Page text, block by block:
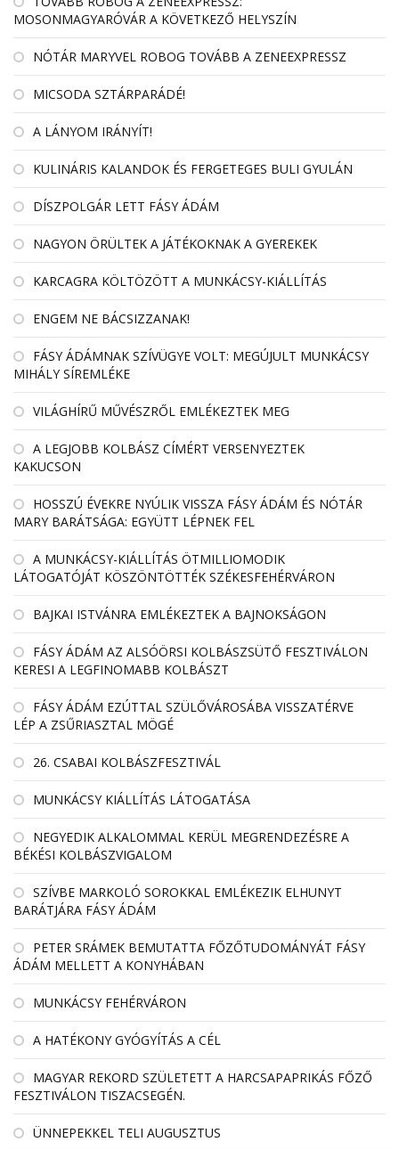
MOSONMAGYARÓVÁR A KÖVETKEZŐ HELYSZÍN
NÓTÁR MARYVEL ROBOG TOVÁBB A ZENEEXPRESSZ
MICSODA SZTÁRPARÁDÉ!
A LÁNYOM IRÁNYÍT!
KULINÁRIS KALANDOK ÉS FERGETEGES BULI GYULÁN
DÍSZPOLGÁR LETT FÁSY ÁDÁM
NAGYON ÖRÜLTEK A JÁTÉKOKNAK A GYEREKEK
KARCAGRA KÖLTÖZÖTT A MUNKÁCSY-KIÁLLÍTÁS
ENGEM NE BÁCSIZZANAK!
FÁSY ÁDÁMNAK SZÍVÜGYE VOLT: MEGÚJULT MUNKÁCSY
MIHÁLY SÍREMLÉKE
VILÁGHÍRŰ MŰVÉSZRŐL EMLÉKEZTEK MEG
A LEGJOBB KOLBÁSZ CÍMÉRT VERSENYEZTEK
KAKUCSON
HOSSZÚ ÉVEKRE NYÚLIK VISSZA FÁSY ÁDÁM ÉS NÓTÁR
MARY BARÁTSÁGA: EGYÜTT LÉPNEK FEL
A MUNKÁCSY-KIÁLLÍTÁS ÖTMILLIOMODIK
LÁTOGATÓJÁT KÖSZÖNTÖTTÉK SZÉKESFEHÉRVÁRON
BAJKAI ISTVÁNRA EMLÉKEZTEK A BAJNOKSÁGON
FÁSY ÁDÁM AZ ALSÓÖRSI KOLBÁSZSÜTŐ FESZTIVÁLON
KERESI A LEGFINOMABB KOLBÁSZT
FÁSY ÁDÁM EZÚTTAL SZÜLŐVÁROSÁBA VISSZATÉRVE
LÉP A ZSŰRIASZTAL MÖGÉ
26. CSABAI KOLBÁSZFESZTIVÁL
MUNKÁCSY KIÁLLÍTÁS LÁTOGATÁSA
NEGYEDIK ALKALOMMAL KERÜL MEGRENDEZÉSRE A
BÉKÉSI KOLBÁSZVIGALOM
SZÍVBE MARKOLÓ SOROKKAL EMLÉKEZIK ELHUNYT
BARÁTJÁRA FÁSY ÁDÁM
PETER SRÁMEK BEMUTATTA FŐZŐTUDOMÁNYÁT FÁSY
ÁDÁM MELLETT A KONYHÁBAN
MUNKÁCSY FEHÉRVÁRON
A HATÉKONY GYÓGYÍTÁS A CÉL
MAGYAR REKORD SZÜLETETT A HARCSAPAPRIKÁS FŐZŐ
FESZTIVÁLON TISZACSEGÉN.
ÜNNEPEKKEL TELI AUGUSZTUS